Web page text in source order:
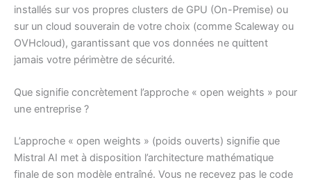
installés sur vos propres clusters de GPU (On-Premise) ou
sur un cloud souverain de votre choix (comme Scaleway ou
OVHcloud), garantissant que vos données ne quittent
jamais votre périmètre de sécurité.
Que signifie concrètement l’approche « open weights » pour
une entreprise ?
L’approche « open weights » (poids ouverts) signifie que
Mistral AI met à disposition l’architecture mathématique
finale de son modèle entraîné. Vous ne recevez pas le code